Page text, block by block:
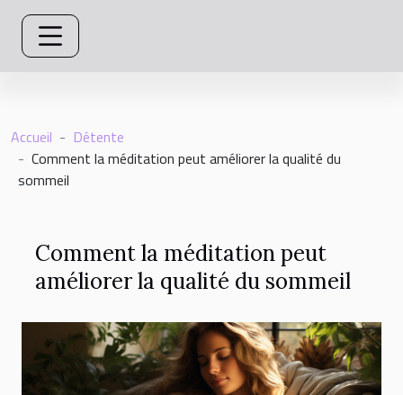
Accueil
Détente
Comment la méditation peut améliorer la qualité du
sommeil
Comment la méditation peut
améliorer la qualité du sommeil